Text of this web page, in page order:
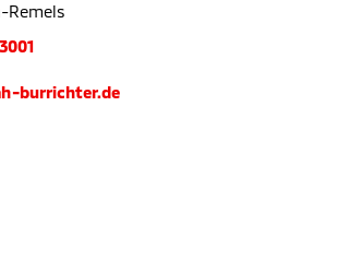
Remels
burrichter.de